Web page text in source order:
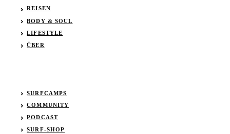
REISEN
BODY & SOUL
LIFESTYLE
ÜBER
SURFCAMPS
COMMUNITY
PODCAST
SURF-SHOP